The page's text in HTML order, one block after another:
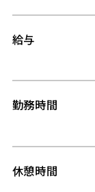
給与
勤務時間
休憩時間